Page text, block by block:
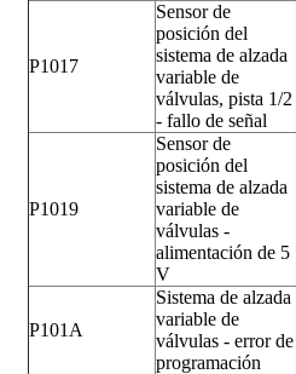
P1017
Sensor de
posición del
sistema de alzada
variable de
válvulas, pista 1/2
- fallo de señal
P1019
Sensor de
posición del
sistema de alzada
variable de
válvulas -
alimentación de 5
V
P101A
Sistema de alzada
variable de
válvulas - error de
programación